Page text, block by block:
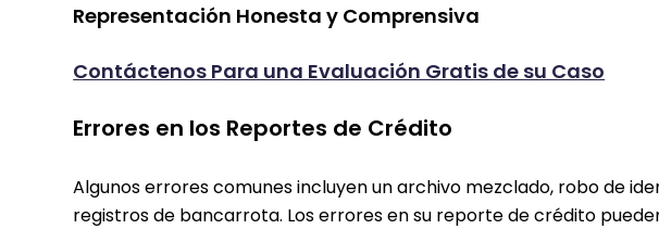
Representación Honesta y Comprensiva
Contáctenos Para una Evaluación Gratis de su Caso
Errores en los Reportes de Crédito
Algunos errores comunes incluyen un archivo mezclado, robo de
registros de bancarrota. Los errores en su reporte de crédito